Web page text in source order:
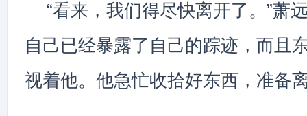
“看来，我们得尽快离开了。”萧
自己已经暴露了自己的踪迹，而且
视着他。他急忙收拾好东西，准备